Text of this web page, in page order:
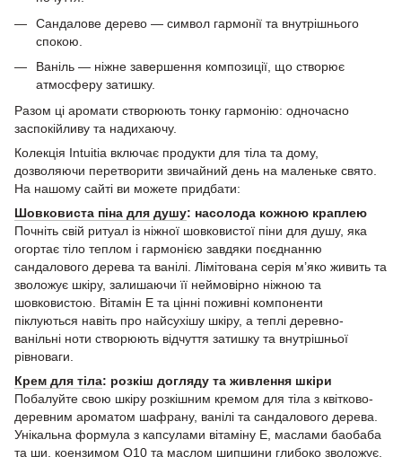
Сандалове дерево — символ гармонії та внутрішнього
спокою.
Ваніль — ніжне завершення композиції, що створює
атмосферу затишку.
Разом ці аромати створюють тонку гармонію: одночасно
заспокійливу та надихаючу.
Колекція Intuitia включає продукти для тіла та дому,
дозволяючи перетворити звичайний день на маленьке свято.
На нашому сайті ви можете придбати:
Шовковиста піна для душу: насолода кожною краплею
Почніть свій ритуал із ніжної шовковистої піни для душу, яка
огортає тіло теплом і гармонією завдяки поєднанню
сандалового дерева та ванілі. Лімітована серія м’яко живить та
зволожує шкіру, залишаючи її неймовірно ніжною та
шовковистою. Вітамін Е та цінні поживні компоненти
піклуються навіть про найсухішу шкіру, а теплі деревно-
ванільні ноти створюють відчуття затишку та внутрішньої
рівноваги.
Крем для тіла: розкіш догляду та живлення шкіри
Побалуйте свою шкіру розкішним кремом для тіла з квітково-
деревним ароматом шафрану, ванілі та сандалового дерева.
Унікальна формула з капсулами вітаміну Е, маслами баобаба
та ши, коензимом Q10 та маслом шипшини глибоко зволожує,